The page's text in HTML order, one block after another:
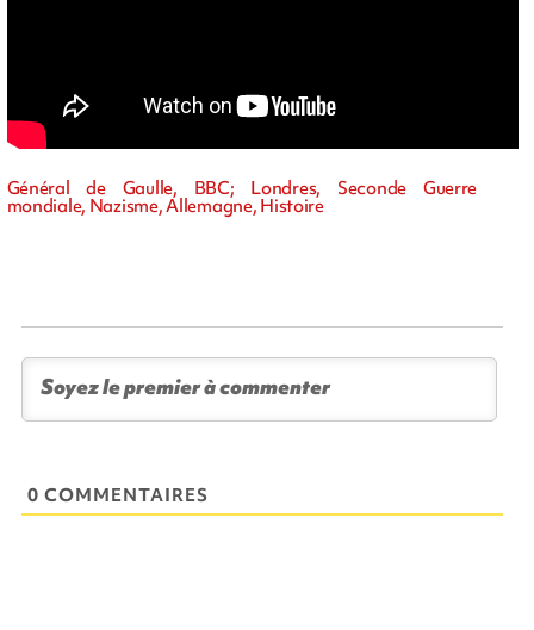
Général de Gaulle, BBC; Londres, Seconde Guerre
mondiale, Nazisme, Allemagne, Histoire
0 COMMENTAIRES